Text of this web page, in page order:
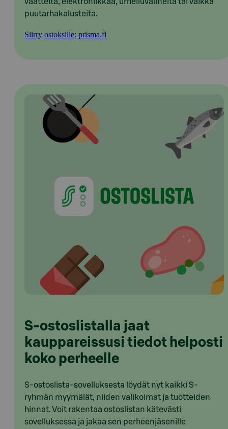
puutarhakalusteita.
Siirry ostoksille: prisma.fi
S-ostoslistalla jaat
kauppareissusi tiedot helposti
koko perheelle
S-ostoslista-sovelluksesta löydät nyt kaikki S-
ryhmän myymälät, niiden valikoimat ja tuotteiden
hinnat. Voit rakentaa ostoslistan kätevästi
sovelluksessa ja jakaa sen perheenjäsenille